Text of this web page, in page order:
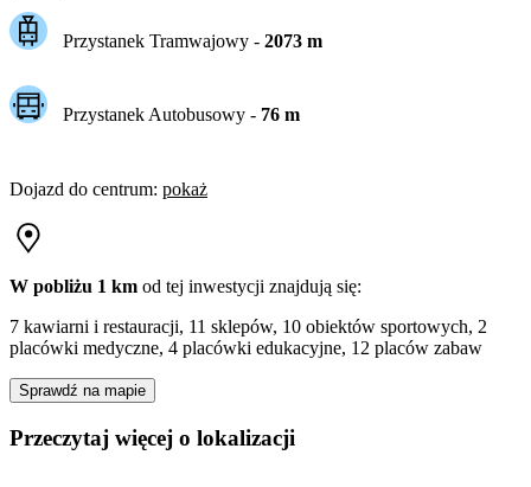
Przystanek Tramwajowy - 2073m
Przystanek Autobusowy - 76m
Dojazd do centrum: pokaż
W pobliżu 1 km od tej inwestycji znajdują się:
7 kawiarni i restauracji, 11 sklepów, 10 obiektów sportowych, 2
placówki medyczne, 4 placówki edukacyjne, 12 placów zabaw
Sprawdź na mapie
Przeczytaj więcej o lokalizacji